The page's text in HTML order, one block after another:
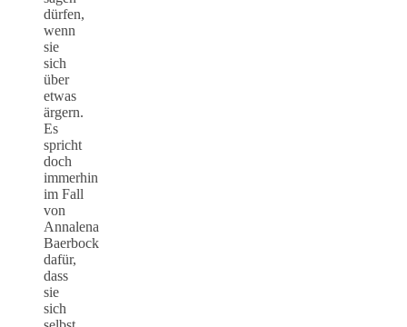
dürfen,
wenn
sie
sich
über
etwas
ärgern.
Es
spricht
doch
immerhin
im Fall
von
Annalena
Baerbock
dafür,
dass
sie
sich